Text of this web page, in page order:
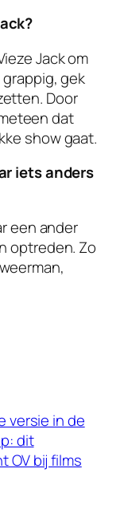
Jack om
gek
Door
dat
show gaat.
iets anders
een ander
optreden. Zo
versie in de
dit
OV bij films